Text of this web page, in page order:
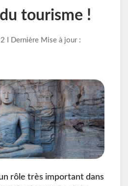
tourisme !
I Dernière Mise à jour :
rôle très important dans